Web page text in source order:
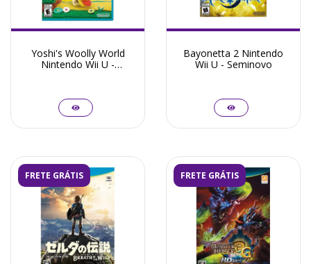
Yoshi's Woolly World
Nintendo Wii U -
Bayonetta 2 Nintendo
Wii U - Seminovo
FRETE GRÁTIS FRETE GRÁTIS